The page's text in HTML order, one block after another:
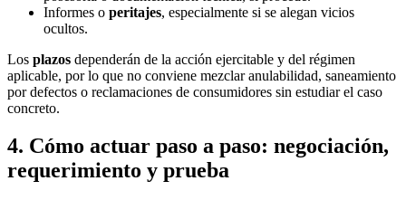
Informes o peritajes, especialmente si se alegan vicios
ocultos.
Los plazos dependerán de la acción ejercitable y del régimen
aplicable, por lo que no conviene mezclar anulabilidad, saneamiento
por defectos o reclamaciones de consumidores sin estudiar el caso
concreto.
4. Cómo actuar paso a paso: negociación,
requerimiento y prueba